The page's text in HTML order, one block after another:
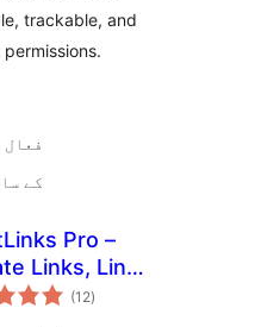
trackable, and
100+
7.0.3
Pro –
Links, Link
Click
(12مجموعی
درجہ
)